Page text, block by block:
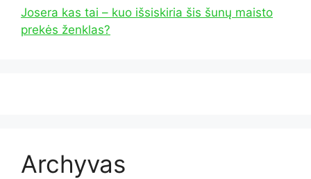
Josera kas tai – kuo išsiskiria šis šunų maisto
prekės ženklas?
Archyvas